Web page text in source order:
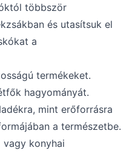
többször
és utasítsuk el
a
termékeket.
hagyományát.
mint erőforrásra
a természetbe.
vagy konyhai